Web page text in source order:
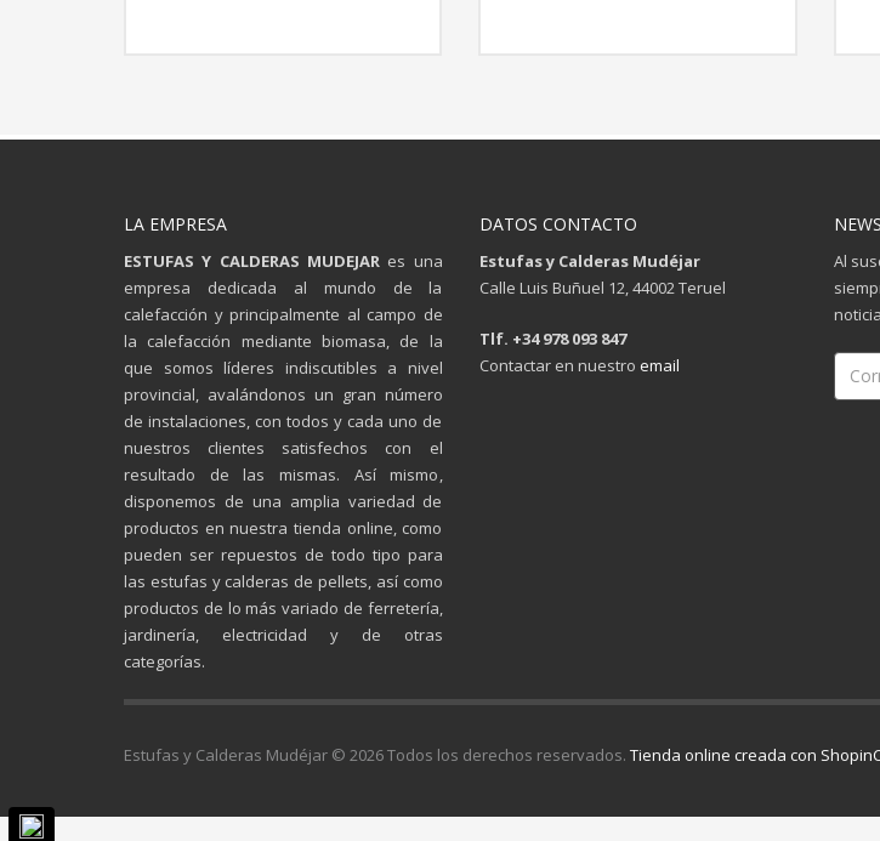
LA EMPRESA
ESTUFAS Y CALDERAS MUDEJAR es una
empresa dedicada al mundo de la
calefacción y principalmente al campo de
la calefacción mediante biomasa, de la
que somos líderes indiscutibles a nivel
provincial, avalándonos un gran número
de instalaciones, con todos y cada uno de
nuestros clientes satisfechos con el
resultado de las mismas. Así mismo,
disponemos de una amplia variedad de
productos en nuestra tienda online, como
pueden ser repuestos de todo tipo para
las estufas y calderas de pellets, así como
productos de lo más variado de ferretería,
jardinería, electricidad y de otras
categorías.
DATOS CONTACTO
Estufas y Calderas Mudéjar
Calle Luis Buñuel 12, 44002 Teruel
Tlf. +34 978 093 847
Contactar en nuestro email
Al
Estufas y Calderas Mudéjar © 2026 Todos los derechos reservados. Tienda online creada con